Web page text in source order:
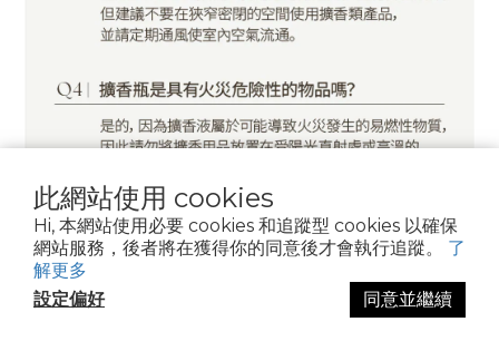
此網站使用 cookies
Hi, 本網站使用必要 cookies 和追蹤型 cookies 以確保
網站服務，後者將在獲得你的同意後才會執行追蹤。 了
解更多
設定偏好
同意並繼續